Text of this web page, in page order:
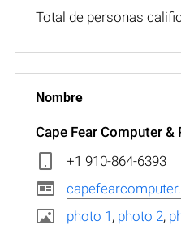
Total de personas
Cape Fear Computer &
+1 910-864-6393
photo 1 , photo 2,